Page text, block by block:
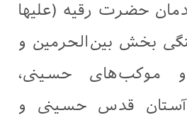
حضرت رقیه (علیها
بخش بین‌الحرمین و
موکب‌های حسینی،
آستان قدس حسینی و